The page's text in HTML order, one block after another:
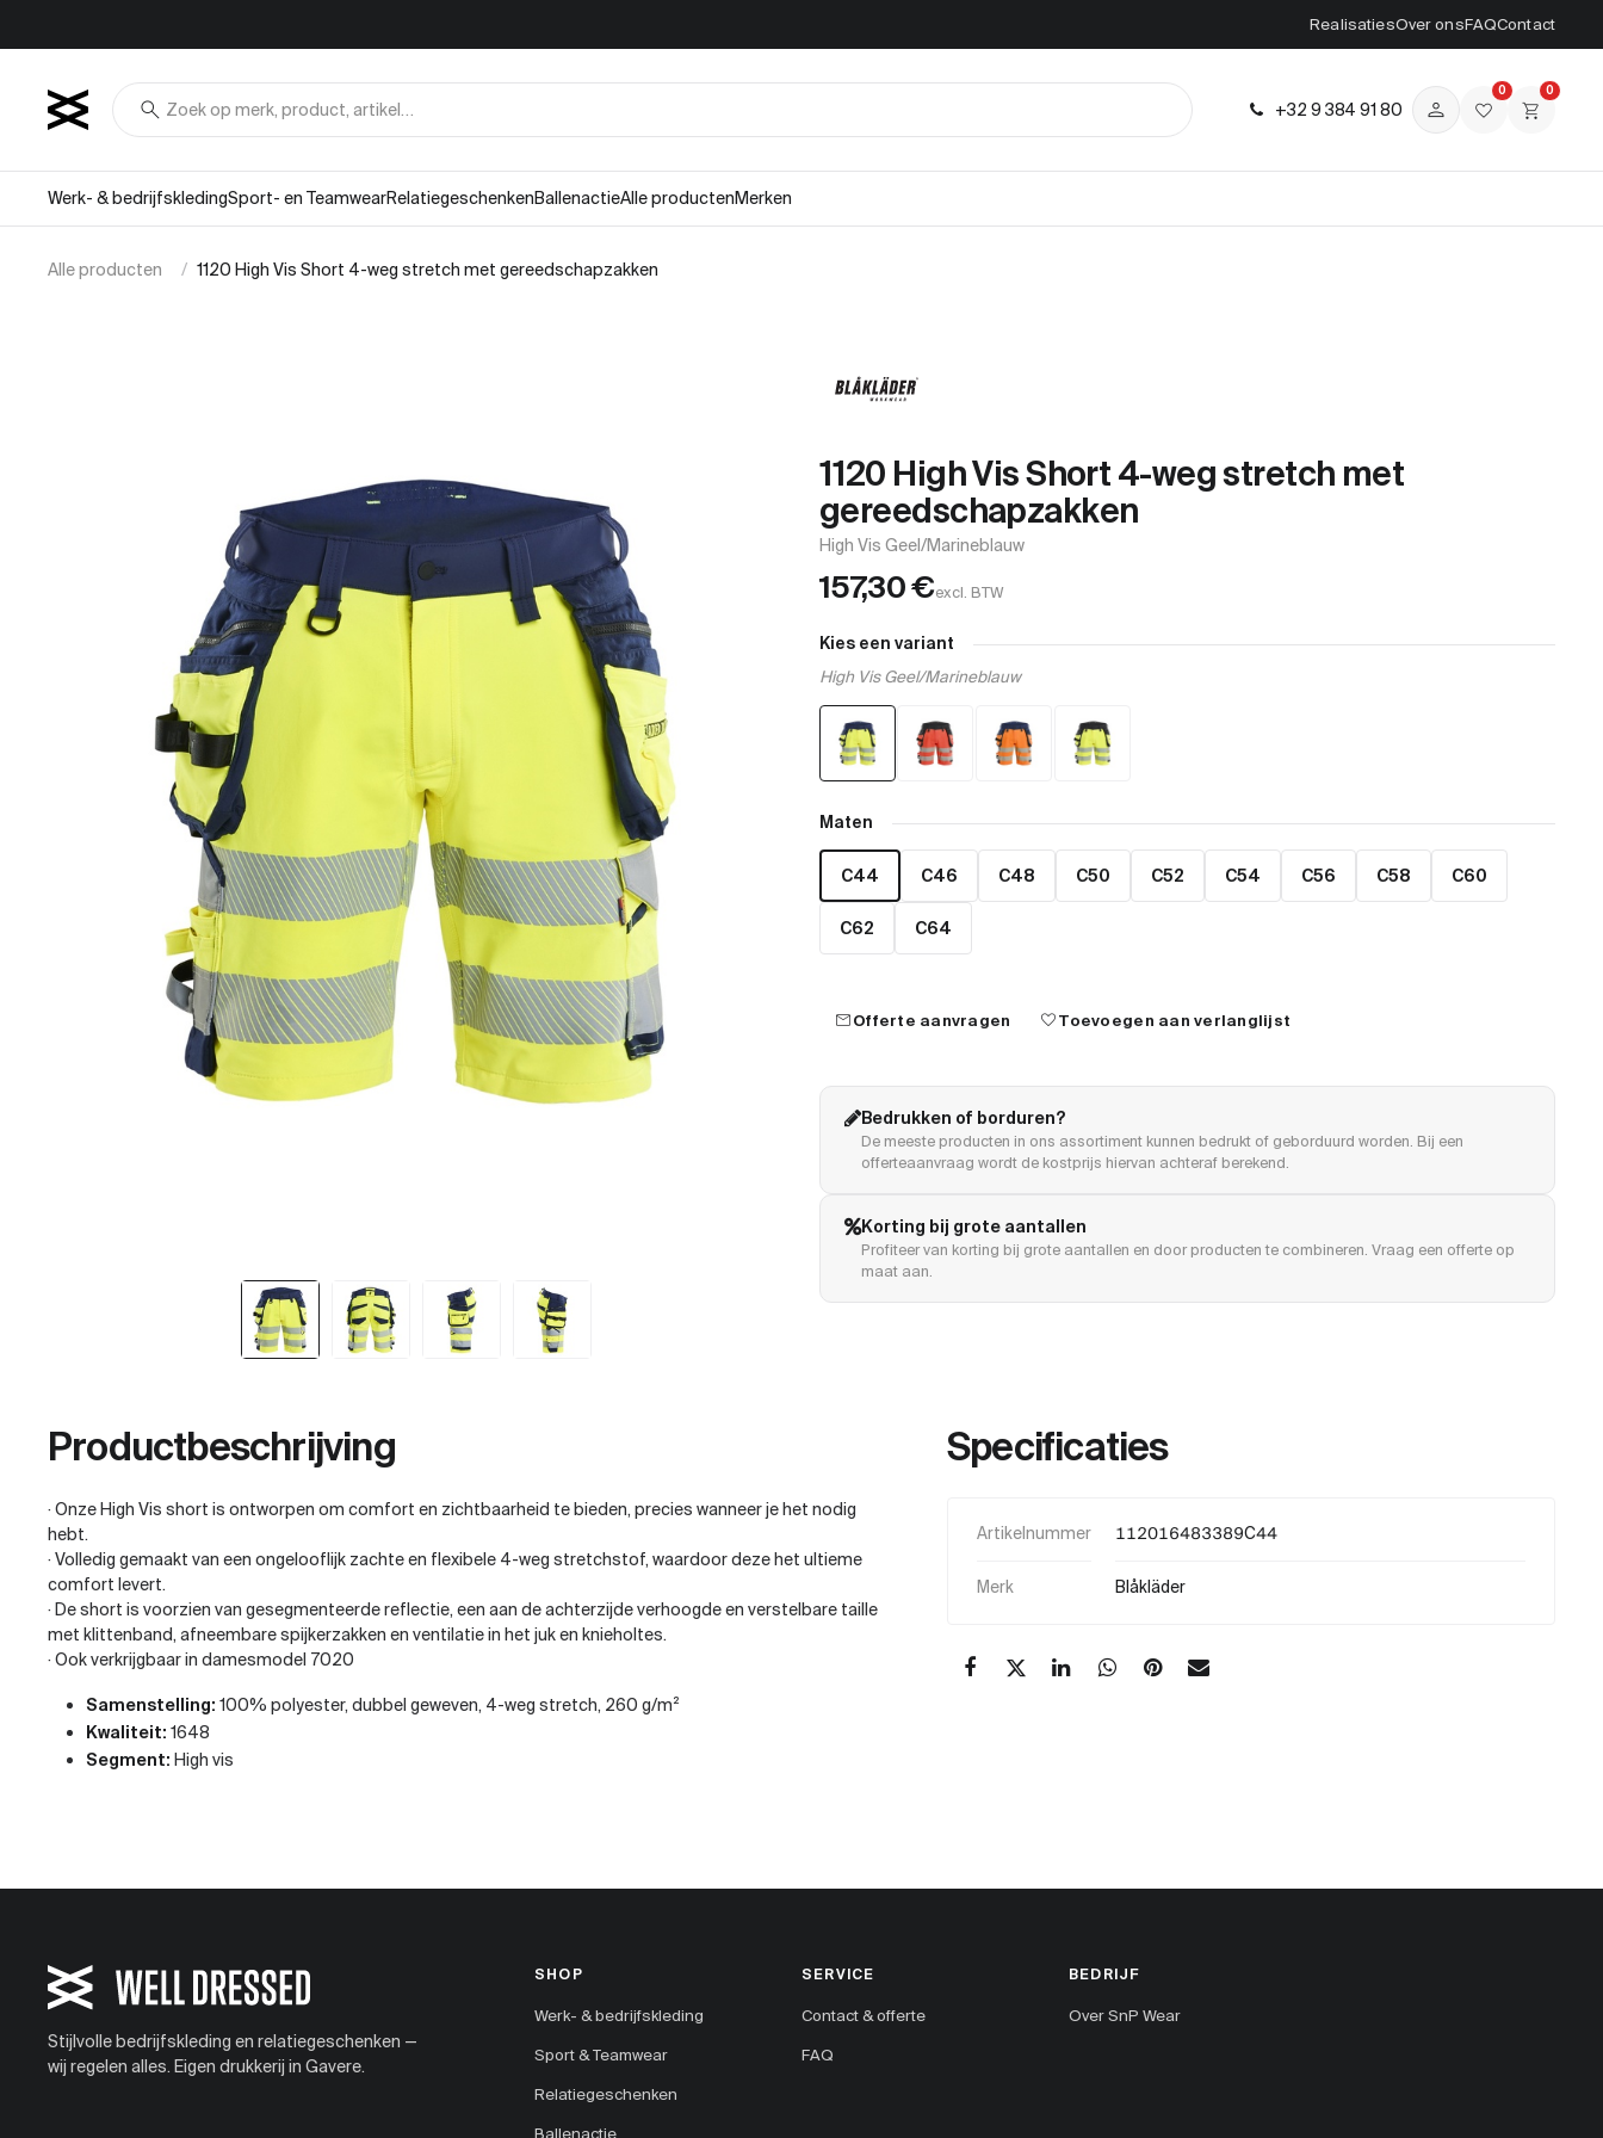
RealisatiesOver onsFAQContact
search
0
0
+32 9 384 91 80
Werk- & bedrijfskledingSport- en TeamwearRelatiegeschenkenBallenactieAlle productenMerken
Alle producten 1120 High Vis Short 4-weg stretch met gereedschapzakken
1120 High Vis Short 4-weg stretch met
gereedschapzakken
High Vis Geel/Marineblauw
157,30€excl. BTW
Kies een variant
High Vis Geel/Marineblauw
Maten
C44 C46 C48 C50 C52 C54 C56 C58 C60
C62 C64
mailOfferte aanvragen favoriteToevoegen aan verlanglijst
Bedrukken of borduren?
De meeste producten in ons assortiment kunnen bedrukt of geborduurd worden. Bij een
offerteaanvraag wordt de kostprijs hiervan achteraf berekend.
Korting bij grote aantallen
Profiteer van korting bij grote aantallen en door producten te combineren. Vraag een offerte op
maat aan.
Productbeschrijving
· Onze High Vis short is ontworpen om comfort en zichtbaarheid te bieden, precies wanneer je het nodig
hebt.
· Volledig gemaakt van een ongelooflijk zachte en flexibele 4-weg stretchstof, waardoor deze het ultieme
comfort levert.
· De short is voorzien van gesegmenteerde reflectie, een aan de achterzijde verhoogde en verstelbare taille
met klittenband, afneembare spijkerzakken en ventilatie in het juk en knieholtes.
· Ook verkrijgbaar in damesmodel 7020
Samenstelling: 100% polyester, dubbel geweven, 4-weg stretch, 260 g/m²
Kwaliteit: 1648
Segment: High vis
Specificaties
Artikelnummer 112016483389C44
Merk Blåkläder
Stijlvolle bedrijfskleding en relatiegeschenken —
wij regelen alles. Eigen drukkerij in Gavere.
SHOP
Werk- & bedrijfskleding
Sport & Teamwear
Relatiegeschenken
SERVICE
Contact & offerte
FAQ
BEDRIJF
Over SnP Wear